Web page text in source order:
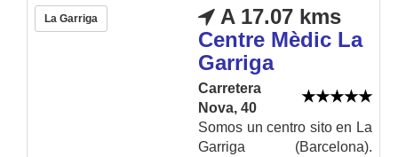
La Garriga
A 17.07 kms
Centre Mèdic La
Garriga
Carretera
Nova, 40
Somos un centro sito en La
Garriga (Barcelona).